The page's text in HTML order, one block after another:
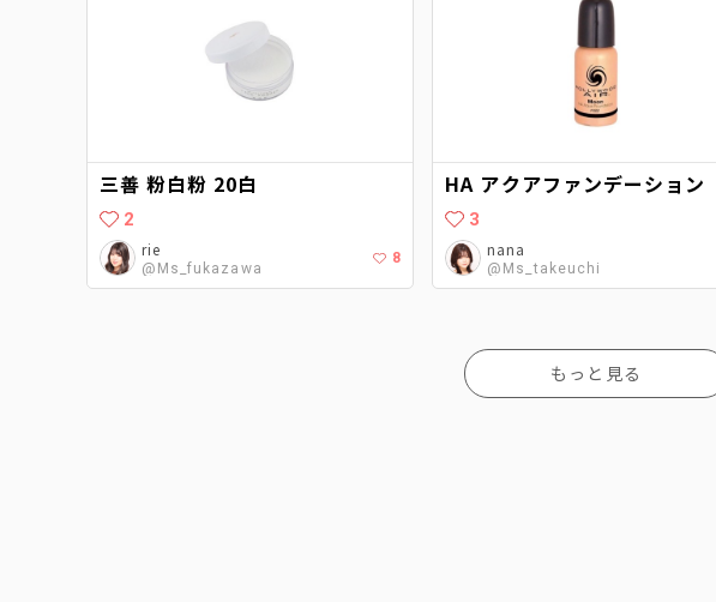
三善 粉白粉 20白
2
rie
@Ms_fukazawa
8
HA アクアファンデーション
3
nana
@Ms_takeuchi
もっと見る